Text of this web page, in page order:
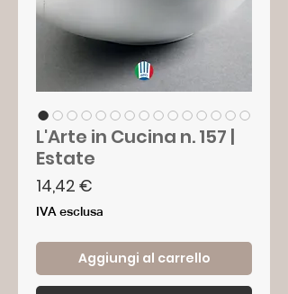
L'Arte in Cucina n. 157 |
Estate
14,42 €
IVA esclusa
Aggiungi al carrello